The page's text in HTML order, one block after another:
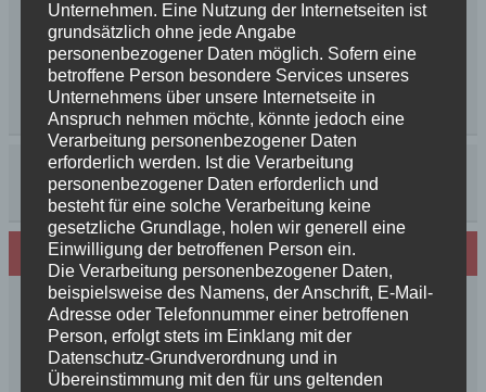
Neues von den Turmschurken
Frohe Weihnachten 2025 unseren
Schurkenfamilien und Freunden
Herzlichen Glückwunsch zum 4. Geburtstag
Unsere Feenkinder haben alle verzaubert
Unternehmen. Eine Nutzung der Internetseiten ist
grundsätzlich ohne jede Angabe
personenbezogener Daten möglich. Sofern eine
betroffene Person besondere Services unseres
Unternehmens über unsere Internetseite in
Anspruch nehmen möchte, könnte jedoch eine
Verarbeitung personenbezogener Daten
erforderlich werden. Ist die Verarbeitung
personenbezogener Daten erforderlich und
besteht für eine solche Verarbeitung keine
gesetzliche Grundlage, holen wir generell eine
Einwilligung der betroffenen Person ein.
Die Verarbeitung personenbezogener Daten,
beispielsweise des Namens, der Anschrift, E-Mail-
Adresse oder Telefonnummer einer betroffenen
Person, erfolgt stets im Einklang mit der
Datenschutz-Grundverordnung und in
Übereinstimmung mit den für uns geltenden